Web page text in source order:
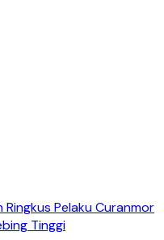
Pelaku Curanmor
Tinggi